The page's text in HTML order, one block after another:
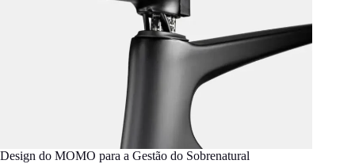
Design do MOMO para a Gestão do Sobrenatural